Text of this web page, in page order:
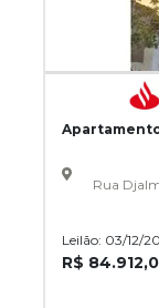
Rua
Leilão: 03/12/
R$